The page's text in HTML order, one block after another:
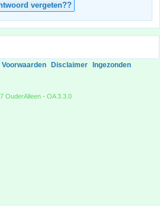
vergeten??
Voorwaarden Disclaimer Ingezonden
OuderAlleen - OA 3.3.0